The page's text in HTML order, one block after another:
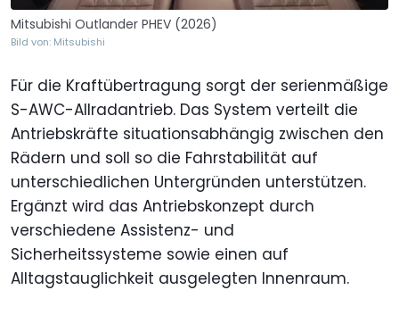
Mitsubishi Outlander PHEV (2026)
Bild von: Mitsubishi
Für die Kraftübertragung sorgt der serienmäßige
S-AWC-Allradantrieb. Das System verteilt die
Antriebskräfte situationsabhängig zwischen den
Rädern und soll so die Fahrstabilität auf
unterschiedlichen Untergründen unterstützen.
Ergänzt wird das Antriebskonzept durch
verschiedene Assistenz- und
Sicherheitssysteme sowie einen auf
Alltagstauglichkeit ausgelegten Innenraum.